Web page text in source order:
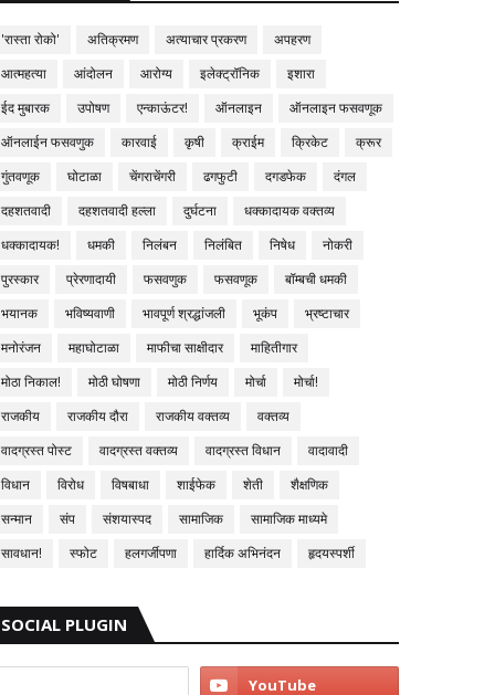
'रास्ता रोको' अतिक्रमण अत्याचार प्रकरण
अपहरण
आत्महत्या
आंदोलन आरोग्य इलेक्ट्रॉनिक
इशारा
ईद मुबारक
उपोषण एन्काऊंटर! ऑनलाइन
ऑनलाइन फसवणूक
ऑनलाईन फसवणुक
कारवाई कृषी क्राईम क्रिकेट
क्रूर
गुंतवणूक
घोटाळा चेंगराचेंगरी ढगफुटी दगडफेक
दंगल
दहशतवादी
दहशतवादी हल्ला दुर्घटना
धक्कादायक वक्तव्य
धक्कादायक!
धमकी निलंबन निलंबित निषेध
नोकरी
पुरस्कार
प्रेरणादायी फसवणुक फसवणूक
बॉम्बची धमकी
भयानक
भविष्यवाणी भावपूर्ण श्रद्धांजली भूकंप
भ्रष्टाचार
मनोरंजन
महाघोटाळा माफीचा साक्षीदार
माहितीगार
मोठा निकाल!
मोठी घोषणा मोठी निर्णय मोर्चा
मोर्चा!
राजकीय
राजकीय दौरा राजकीय वक्तव्य
वक्तव्य
वादग्रस्त पोस्ट
वादग्रस्त वक्तव्य वादग्रस्त विधान
वादावादी
विधान
विरोध विषबाधा शाईफेक शेती
शैक्षणिक
सन्मान
संप संशयास्पद सामाजिक
सामाजिक माध्यमे
सावधान!
स्फोट हलगर्जीपणा हार्दिक अभिनंदन हृदयस्पर्शी
SOCIAL PLUGIN